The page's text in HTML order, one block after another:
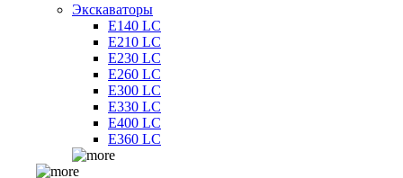
Экскаваторы
E140 LC
E210 LC
E230 LC
E260 LC
E300 LC
E330 LC
E400 LC
E360 LC